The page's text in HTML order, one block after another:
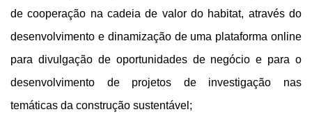
de cooperação na cadeia de valor do habitat, através do
desenvolvimento e dinamização de uma plataforma online
para divulgação de oportunidades de negócio e para o
desenvolvimento de projetos de investigação nas
temáticas da construção sustentável;